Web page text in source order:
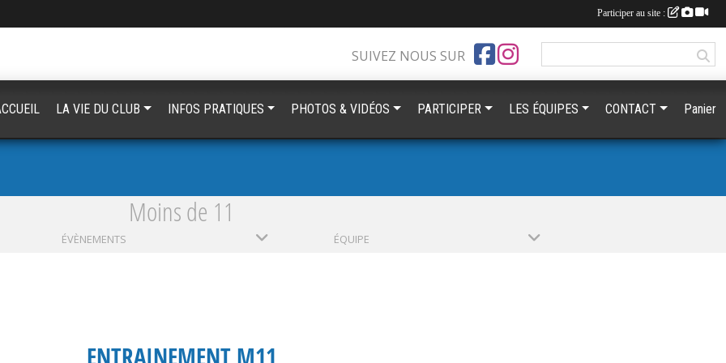
Moins de 11
ÉVÈNEMENTS ÉQUIPE
ENTRAINEMENT M11
SUIVEZ NOUS SUR
LA VIE DU CLUB INFOS PRATIQUES PHOTOS & VIDÉOS PARTICIPER LES ÉQUIPES CONTACT Panier
Participer au site :